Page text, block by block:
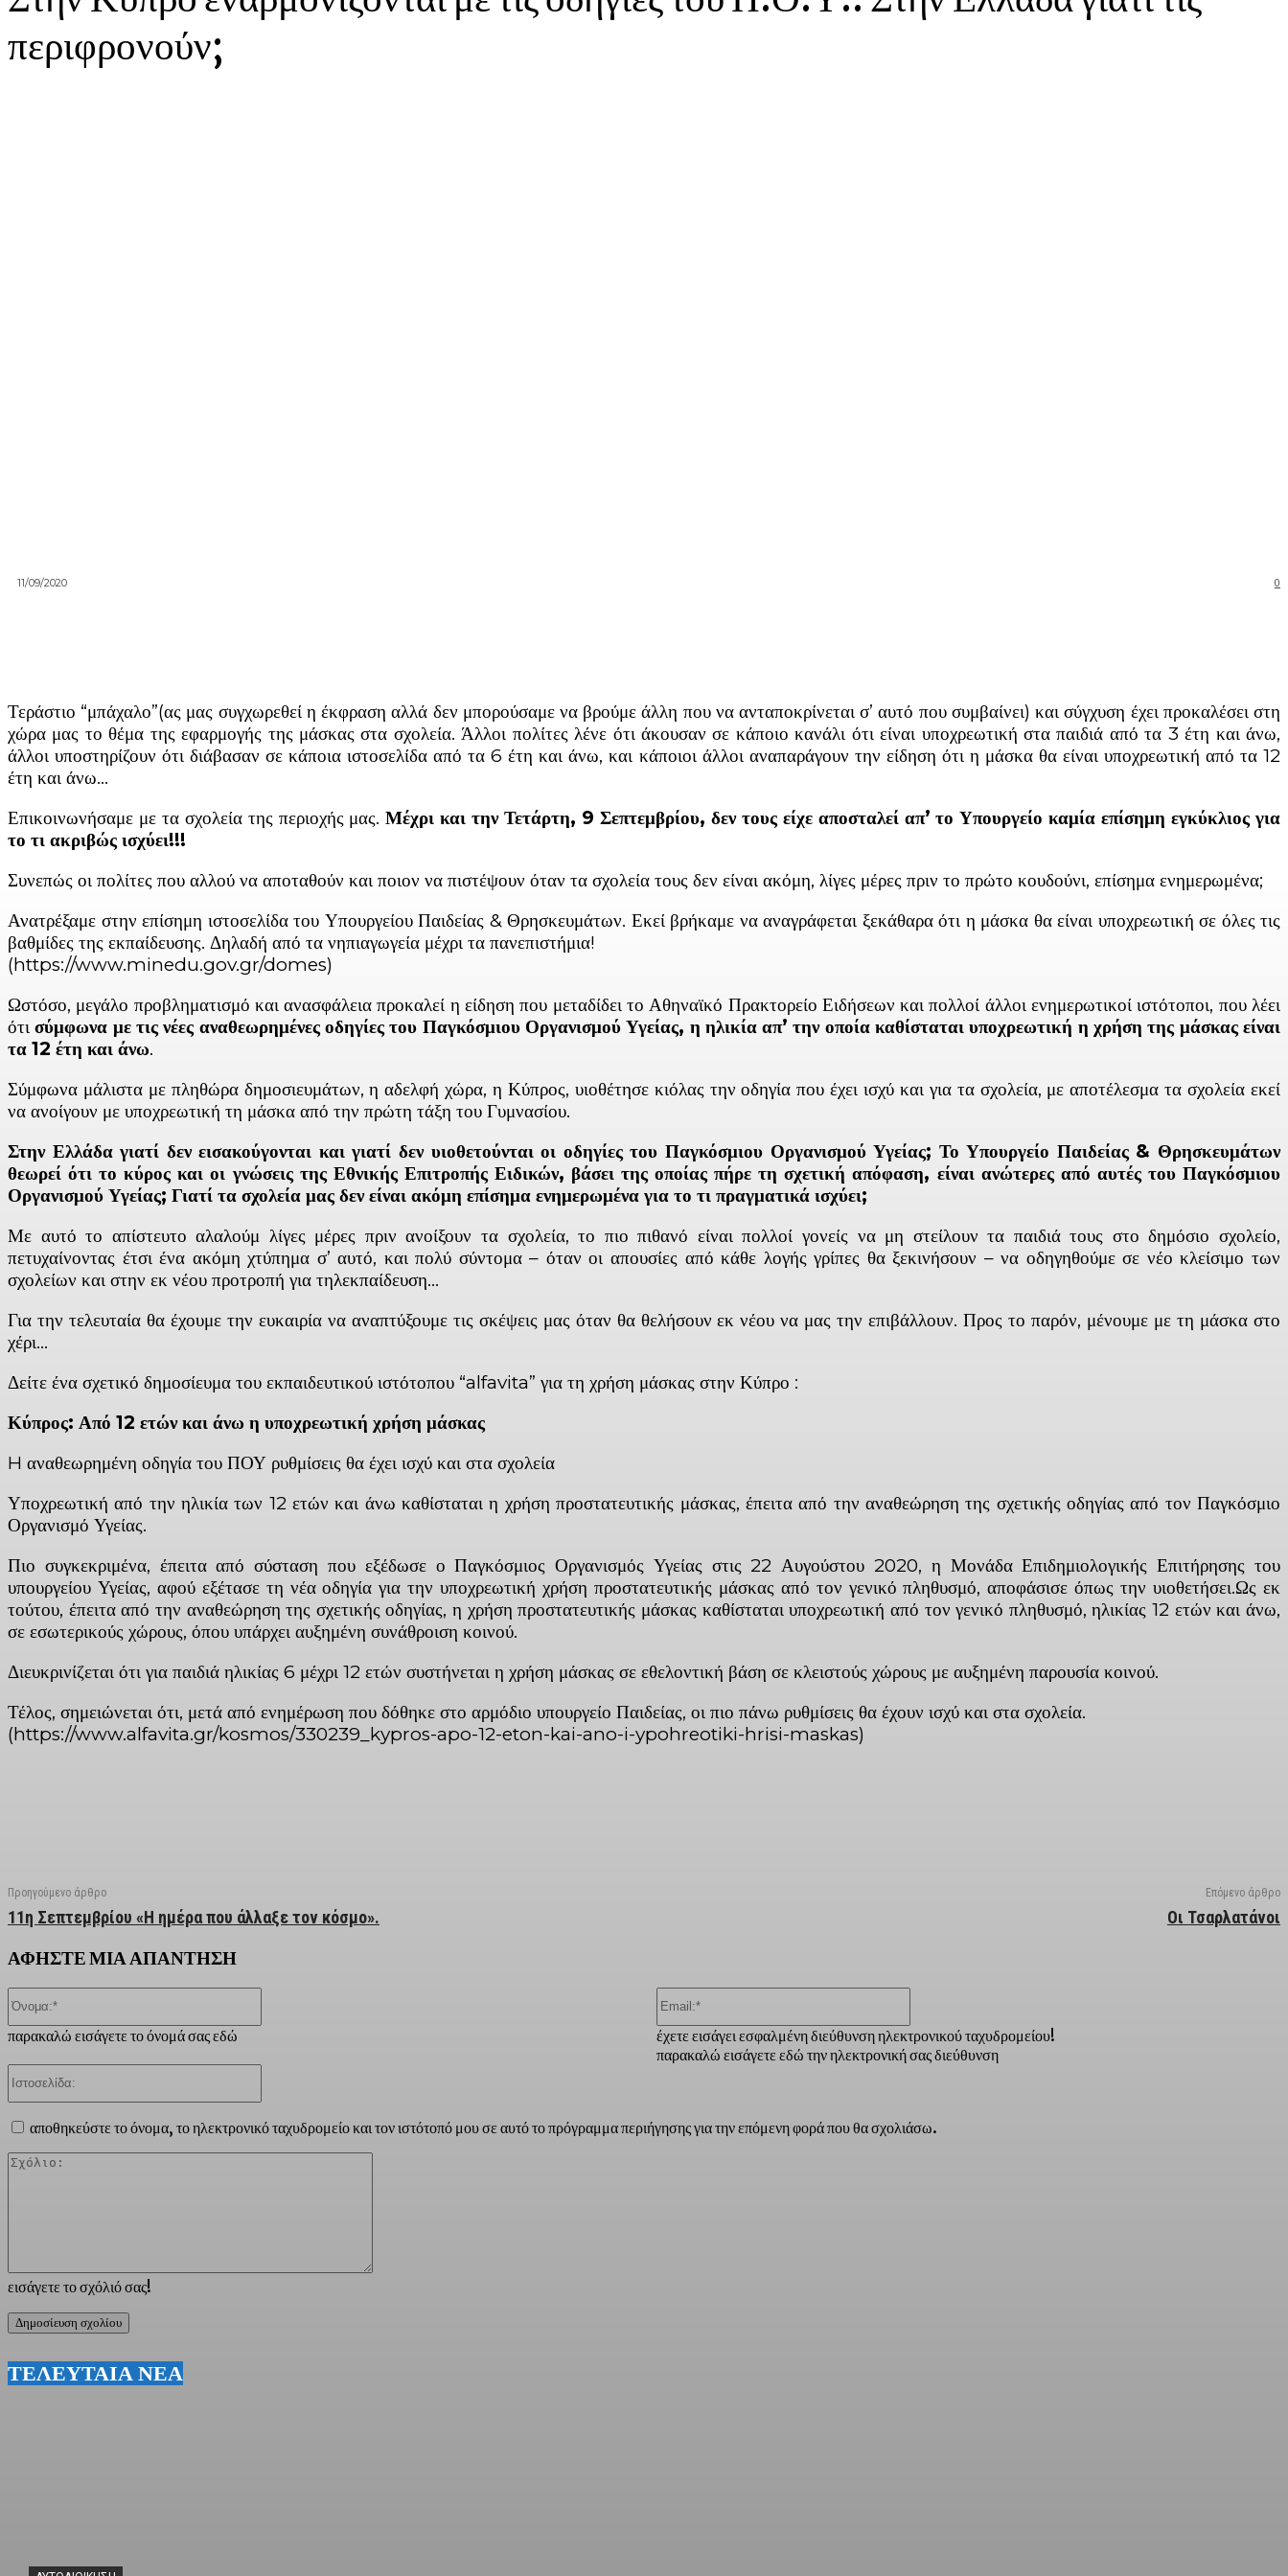
περιφρονούν;
0
11/09/2020
Τεράστιο “μπάχαλο”(ας μας συγχωρεθεί η έκφραση αλλά δεν μπορούσαμε να βρούμε άλλη που να ανταποκρίνεται σ’ αυτό που συμβαίνει) και σύγχυση έχει προκαλέσει στη
χώρα μας το θέμα της εφαρμογής της μάσκας στα σχολεία. Άλλοι πολίτες λένε ότι άκουσαν σε κάποιο κανάλι ότι είναι υποχρεωτική στα παιδιά από τα 3 έτη και άνω,
άλλοι υποστηρίζουν ότι διάβασαν σε κάποια ιστοσελίδα από τα 6 έτη και άνω, και κάποιοι άλλοι αναπαράγουν την είδηση ότι η μάσκα θα είναι υποχρεωτική από τα 12
έτη και άνω…
Επικοινωνήσαμε με τα σχολεία της περιοχής μας.Μέχρι και την Τετάρτη, 9 Σεπτεμβρίου, δεν τους είχε αποσταλεί απ’ το Υπουργείο καμία επίσημη εγκύκλιος για
το τι ακριβώς ισχύει!!!
Συνεπώς οι πολίτες που αλλού να αποταθούν και ποιον να πιστέψουν όταν τα σχολεία τους δεν είναι ακόμη, λίγες μέρες πριν το πρώτο κουδούνι, επίσημα ενημερωμένα;
Ανατρέξαμε στην επίσημη ιστοσελίδα του Υπουργείου Παιδείας & Θρησκευμάτων. Εκεί βρήκαμε να αναγράφεται ξεκάθαρα ότι η μάσκα θα είναι υποχρεωτική σε όλες τις
βαθμίδες της εκπαίδευσης. Δηλαδή από τα νηπιαγωγεία μέχρι τα πανεπιστήμια!
(https://www.minedu.gov.gr/domes)
Ωστόσο, μεγάλο προβληματισμό και ανασφάλεια προκαλεί η είδηση που μεταδίδει το Αθηναϊκό Πρακτορείο Ειδήσεων και πολλοί άλλοι ενημερωτικοί ιστότοποι, που λέει
ότισύμφωνα με τις νέες αναθεωρημένες οδηγίες του Παγκόσμιου Οργανισμού Υγείας, η ηλικία απ’ την οποία καθίσταται υποχρεωτική η χρήση της μάσκας είναι
τα 12 έτη και άνω.
Σύμφωνα μάλιστα με πληθώρα δημοσιευμάτων, η αδελφή χώρα, η Κύπρος, υιοθέτησε κιόλας την οδηγία που έχει ισχύ και για τα σχολεία, με αποτέλεσμα τα σχολεία εκεί
να ανοίγουν με υποχρεωτική τη μάσκα από την πρώτη τάξη του Γυμνασίου.
Στην Ελλάδα γιατί δεν εισακούγονται και γιατί δεν υιοθετούνται οι οδηγίες του Παγκόσμιου Οργανισμού Υγείας; Το Υπουργείο Παιδείας & Θρησκευμάτων
θεωρεί ότι το κύρος και οι γνώσεις της Εθνικής Επιτροπής Ειδικών, βάσει της οποίας πήρε τη σχετική απόφαση, είναι ανώτερες από αυτές του Παγκόσμιου
Οργανισμού Υγείας; Γιατί τα σχολεία μας δεν είναι ακόμη επίσημα ενημερωμένα για το τι πραγματικά ισχύει;
Με αυτό το απίστευτο αλαλούμ λίγες μέρες πριν ανοίξουν τα σχολεία, το πιο πιθανό είναι πολλοί γονείς να μη στείλουν τα παιδιά τους στο δημόσιο σχολείο,
πετυχαίνοντας έτσι ένα ακόμη χτύπημα σ’ αυτό, και πολύ σύντομα – όταν οι απουσίες από κάθε λογής γρίπες θα ξεκινήσουν – να οδηγηθούμε σε νέο κλείσιμο των
σχολείων και στην εκ νέου προτροπή για τηλεκπαίδευση…
Για την τελευταία θα έχουμε την ευκαιρία να αναπτύξουμε τις σκέψεις μας όταν θα θελήσουν εκ νέου να μας την επιβάλλουν. Προς το παρόν, μένουμε με τη μάσκα στο
χέρι…
Δείτε ένα σχετικό δημοσίευμα του εκπαιδευτικού ιστότοπου “alfavita” για τη χρήση μάσκας στην Κύπρο :
Κύπρος: Από 12 ετών και άνω η υποχρεωτική χρήση μάσκας
H αναθεωρημένη οδηγία του ΠΟΥ ρυθμίσεις θα έχει ισχύ και στα σχολεία
Υποχρεωτική από την ηλικία των 12 ετών και άνω καθίσταται η χρήση προστατευτικής μάσκας, έπειτα από την αναθεώρηση της σχετικής οδηγίας από τον Παγκόσμιο
Οργανισμό Υγείας.
Πιο συγκεκριμένα, έπειτα από σύσταση που εξέδωσε ο Παγκόσμιος Οργανισμός Υγείας στις 22 Αυγούστου 2020, η Μονάδα Επιδημιολογικής Επιτήρησης του
υπουργείου Υγείας, αφού εξέτασε τη νέα οδηγία για την υποχρεωτική χρήση προστατευτικής μάσκας από τον γενικό πληθυσμό, αποφάσισε όπως την υιοθετήσει.Ως εκ
τούτου, έπειτα από την αναθεώρηση της σχετικής οδηγίας, η χρήση προστατευτικής μάσκας καθίσταται υποχρεωτική από τον γενικό πληθυσμό, ηλικίας 12 ετών και άνω,
σε εσωτερικούς χώρους, όπου υπάρχει αυξημένη συνάθροιση κοινού.
Διευκρινίζεται ότι για παιδιά ηλικίας 6 μέχρι 12 ετών συστήνεται η χρήση μάσκας σε εθελοντική βάση σε κλειστούς χώρους με αυξημένη παρουσία κοινού.
Τέλος, σημειώνεται ότι, μετά από ενημέρωση που δόθηκε στο αρμόδιο υπουργείο Παιδείας, οι πιο πάνω ρυθμίσεις θα έχουν ισχύ και στα σχολεία.
(https://www.alfavita.gr/kosmos/330239_kypros-apo-12-eton-kai-ano-i-ypohreotiki-hrisi-maskas)
Προηγούμενο άρθρο
11η Σεπτεμβρίου «Η ημέρα που άλλαξε τον κόσμο».
Επόμενο άρθρο
Οι Τσαρλατάνοι
ΑΦΗΣΤΕ ΜΙΑ ΑΠΑΝΤΗΣΗ
εισάγετε το σχόλιό σας!
παρακαλώ εισάγετε το όνομά σας εδώ
έχετε εισάγει εσφαλμένη διεύθυνση ηλεκτρονικού ταχυδρομείου!
παρακαλώ εισάγετε εδώ την ηλεκτρονική σας διεύθυνση
αποθηκεύστε το όνομα, το ηλεκτρονικό ταχυδρομείο και τον ιστότοπό μου σε αυτό το πρόγραμμα περιήγησης για την επόμενη φορά που θα σχολιάσω.
ΤΕΛΕΥΤΑΙΑ ΝΕΑ